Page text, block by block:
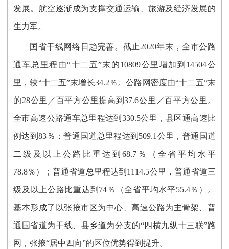
发展。航空逐渐成为支撑交通运输、旅游及经济发展的
生力军。
国省干线网络日趋完善。截止2020年末，全市公路
通车总里程由“十二五”末的10809公里增加到14504公
里，较“十二五”末增长34.2％。公路网密度由“十二五”末
的28公里／百平方公里提高到37.6公里／百平方公里。
全市高速公路通车总里程达到330.5公里，县区通高速比
例达到83％；普通国道总里程达到509.1公里，普通国道
二级及以上公路比重达到68.7％（全省平均水平
78.8％）；普通省道总里程达到1114.5公里，普通省道三
级及以上公路比重达到74％（全省平均水平55.4％）。
基本形成了以张掖市区为中心、高速公路为主骨架、普
通国省道为干线、县乡道为分支的“四横九纵十三联”路
网，张掖“居中四向”的区位优势得到提升。